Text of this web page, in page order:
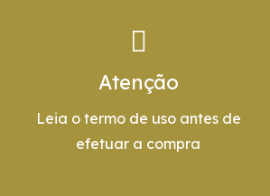
Atenção
Leia o termo de uso antes de
efetuar a compra